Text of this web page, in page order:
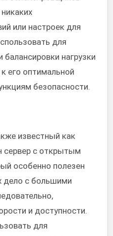
или настроек для
для
нагрузки
его оптимальной
безопасности.
известный как
сервер с открытым
особенно полезен
дело с большими
и доступности.
для